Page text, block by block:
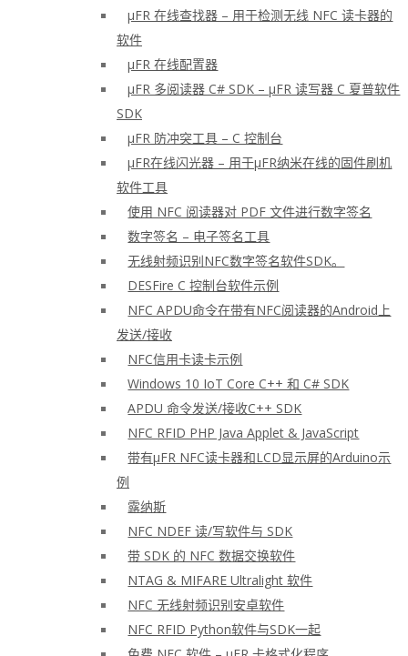
μFR 在线查找器 – 用于检测无线 NFC 读卡器的
软件
μFR 在线配置器
μFR 多阅读器 C# SDK – μFR 读写器 C 夏普软件
SDK
μFR 防冲突工具 – C 控制台
μFR在线闪光器 – 用于μFR纳米在线的固件刷机
软件工具
使用 NFC 阅读器对 PDF 文件进行数字签名
数字签名 – 电子签名工具
无线射频识别NFC数字签名软件SDK。
DESFire C 控制台软件示例
NFC APDU命令在带有NFC阅读器的Android上
发送/接收
NFC信用卡读卡示例
Windows 10 IoT Core C++ 和 C# SDK
APDU 命令发送/接收C++ SDK
NFC RFID PHP Java Applet & JavaScript
带有μFR NFC读卡器和LCD显示屏的Arduino示
例
露纳斯
NFC NDEF 读/写软件与 SDK
带 SDK 的 NFC 数据交换软件
NTAG & MIFARE Ultralight 软件
NFC 无线射频识别安卓软件
NFC RFID Python软件与SDK一起